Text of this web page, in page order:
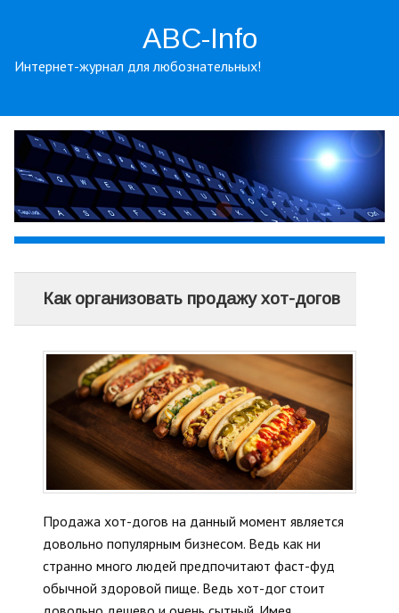
ABC-Info
Интернет-журнал для любознательных!
Как организовать продажу хот-догов
Продажа хот-догов на данный момент является
довольно популярным бизнесом. Ведь как ни
странно много людей предпочитают фаст-фуд
обычной здоровой пище. Ведь хот-дог стоит